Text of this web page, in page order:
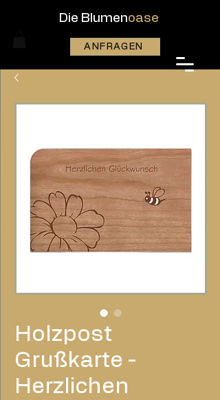
Die Blumenoase
ANFRAGEN
Holzpost
Grußkarte -
Herzlichen